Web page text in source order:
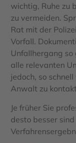
wichtig, Ruhe zu
zu vermeiden.
Rat mit der
Vorfall.
Unfallhergang so
alle relevanten
jedoch, so
Anwalt zu
Je früher Sie
desto besser